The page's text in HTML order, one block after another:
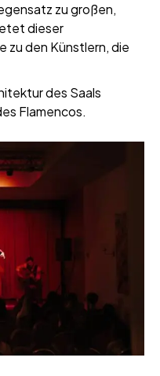
zu großen,
dieser
zu den Künstlern, die
des Saals
Flamencos.